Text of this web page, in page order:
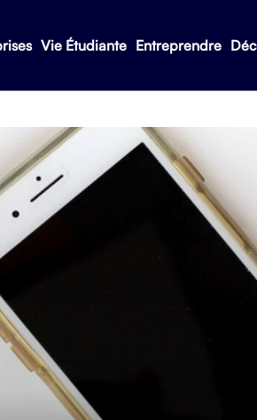
Vie Étudiante Entreprendre